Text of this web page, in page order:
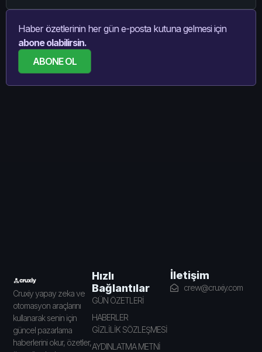
Haber özetlerinin her gün e-posta kutuna gelmesi için
abone olabilirsin.
ABONE OL
Cruxiy yapay zeka ve
otomasyon araçlarını
kullanarak senin için
güncel pazarlama
haberlerini okur, özetler,
Hızlı
Bağlantılar
GÜN ÖZETLERİ
HABERLER
GİZLİLİK SÖZLEŞMESİ
AYDINLATMA METNİ
İletişim
crew@cruxiy.com